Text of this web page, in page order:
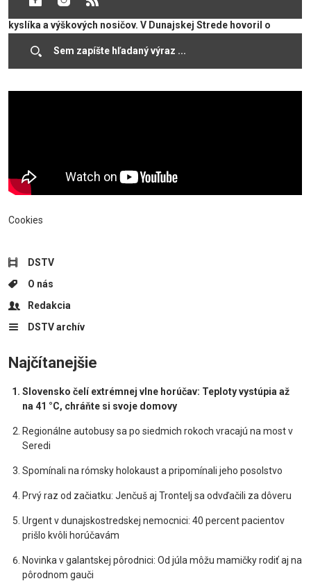
kyslíka a výškových nosičov. V Dunajskej Strede hovoril o
budúcna.
Cookies
DSTV
O nás
Redakcia
DSTV archív
Najčítanejšie
Slovensko čelí extrémnej vlne horúčav: Teploty vystúpia až
na 41 °C, chráňte si svoje domovy
Regionálne autobusy sa po siedmich rokoch vracajú na most v
Seredi
Spomínali na rómsky holokaust a pripomínali jeho posolstvo
Prvý raz od začiatku: Jenčuš aj Trontelj sa odvďačili za dôveru
Urgent v dunajskostredskej nemocnici: 40 percent pacientov
prišlo kvôli horúčavám
Novinka v galantskej pôrodnici: Od júla môžu mamičky rodiť aj na
pôrodnom gauči